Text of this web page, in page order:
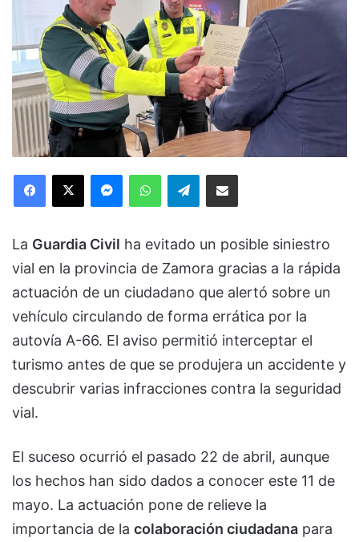
Facebook
X MessengerWhatsAppTelegramCompartir via Email
La Guardia Civil ha evitado un posible siniestro
vial en la provincia de Zamora gracias a la rápida
actuación de un ciudadano que alertó sobre un
vehículo circulando de forma errática por la
autovía A-66. El aviso permitió interceptar el
turismo antes de que se produjera un accidente y
descubrir varias infracciones contra la seguridad
vial.
El suceso ocurrió el pasado 22 de abril, aunque
los hechos han sido dados a conocer este 11 de
mayo. La actuación pone de relieve la
importancia de la colaboración ciudadana para